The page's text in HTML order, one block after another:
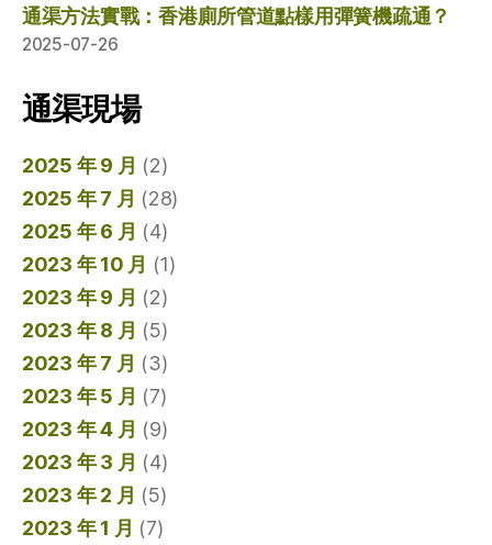
通渠方法實戰：香港廁所管道點樣用彈簧機疏通？
2025-07-26
通渠現場
2025 年 9 月 (2)
2025 年 7 月 (28)
2025 年 6 月 (4)
2023 年 10 月 (1)
2023 年 9 月 (2)
2023 年 8 月 (5)
2023 年 7 月 (3)
2023 年 5 月 (7)
2023 年 4 月 (9)
2023 年 3 月 (4)
2023 年 2 月 (5)
2023 年 1 月 (7)